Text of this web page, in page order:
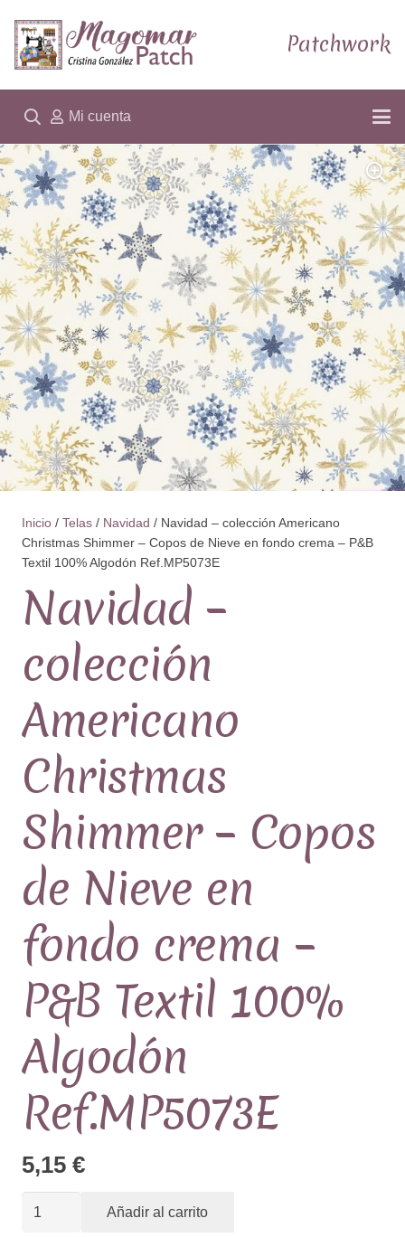
Patchwork
Mi cuenta
Inicio / Telas / Navidad / Navidad – colección Americano
Christmas Shimmer – Copos de Nieve en fondo crema – P&B
Textil 100% Algodón Ref.MP5073E
Navidad –
colección
Americano
Christmas
Shimmer – Copos
de Nieve en
fondo crema –
P&B Textil 100%
Algodón
Ref.MP5073E
5,15 €
Navidad
Añadir al carrito